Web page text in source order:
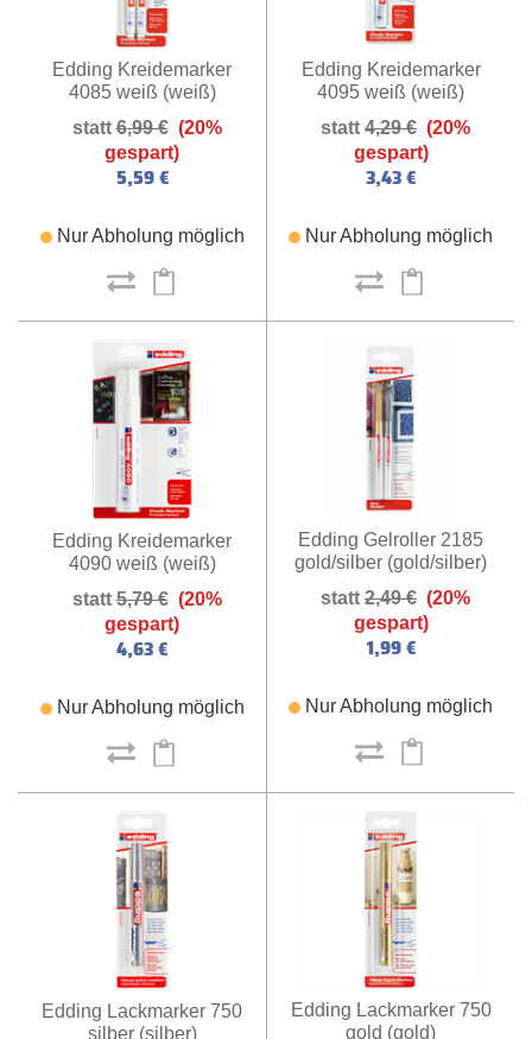
Edding Kreidemarker
4085 weiß (weiß)
6,99 € (20%
gespart)
5,59 €
Nur Abholung möglich
Edding Kreidemarker
4095 weiß (weiß)
4,29 € (20%
gespart)
3,43 €
Nur Abholung möglich
Edding Kreidemarker
4090 weiß (weiß)
5,79 € (20%
gespart)
4,63 €
Nur Abholung möglich
Edding Gelroller 2185
gold/silber (gold/silber)
2,49 € (20%
gespart)
1,99 €
Nur Abholung möglich
Edding Lackmarker 750
silber (silber)
Edding Lackmarker 750
gold (gold)